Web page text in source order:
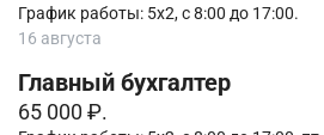
График работы: 5х2, с 8:00 до 17:00.
16 августа
Главный бухгалтер
65 000 ₽.